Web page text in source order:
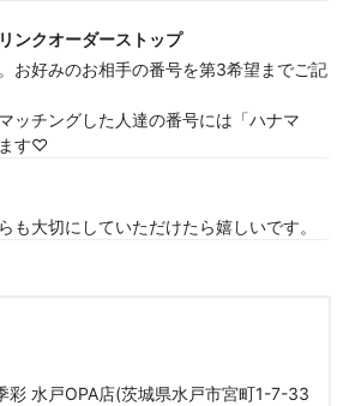
ンクオーダーストップ
お好みのお相手の番号を第3希望までご記
ッチングした人達の番号には「ハナマ
す♡
も大切にしていただけたら嬉しいです。
彩 水戸OPA店(茨城県水戸市宮町1-7-33